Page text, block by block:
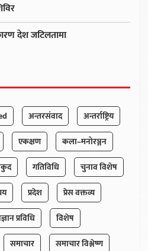
देश जटिलतामा
अन्तरसंवाद
अन्तर्राष्ट्रिय
एकक्षण
कला–मनोरञ्जन
गतिविधि
चुनाव विशेष
प्रदेश
प्रेस वक्तव्य
प्रविधि
विशेष
समाचार
समाचार विश्लेष्ण